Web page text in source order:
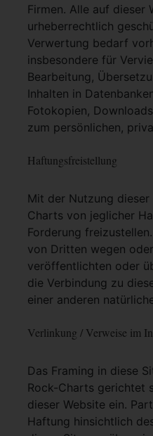
Firmen. Alle auf dieser
urheberrechtlich
Verwertung bedarf
insbesondere für
Bearbeitung,
Inhalten in
Fotokopien,
zum persönlichen,
Haftungsfreistellung
Mit der Nutzung
Charts von jeglicher
Forderung
von Dritten wegen
veröffentlichten oder
die Verbindung zu
einer anderen
Verlinkung / Verweise im
Das Framing in diese
Rock-Charts gerichtet
dieser Website ein.
Haftung hinsichtlich